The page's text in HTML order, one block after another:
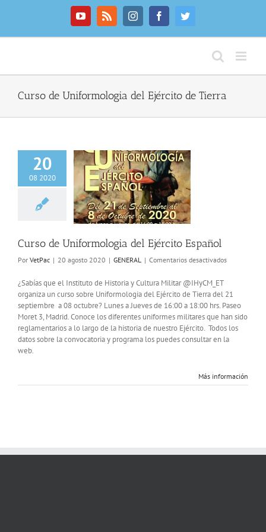
YouTubeRss InstagramFacebookTwitter
Curso de Uniformologia del Ejército de Tierra
20
08 2020
Español
Curso de Uniformologia del Ejército Español
Por VetPac | 20 agosto 2020 | GENERAL | Comentarios desactivadosen
del
Ejército
Español
¿Sabías que el Instituto de Historia y Cultura Militar @IHyCM_ET
organiza un curso sobre Uniformologia del Ejército de Tierra del 21
septiembre a 08 octubre? Lunes a Jueves de 16:00 a 18:00 hrs. Paseo
Moret 3, Madrid. Conoce los diferentes uniformes militares que han sido
reglamentarios a lo largo de la historia de nuestro Ejército. Todos los
datos sobre la convocatoria y programa los puedes consultar en la
web.
Más información